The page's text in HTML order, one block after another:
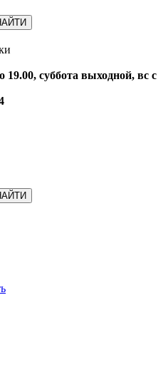
суббота выходной, вс с